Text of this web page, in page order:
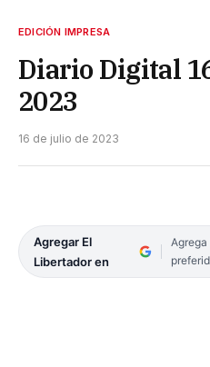
EDICIÓN IMPRESA
Diario Digital
2023
16 de julio de 2023
Agregar El
Libertador en
Agrega